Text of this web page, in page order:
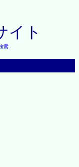
イト
索